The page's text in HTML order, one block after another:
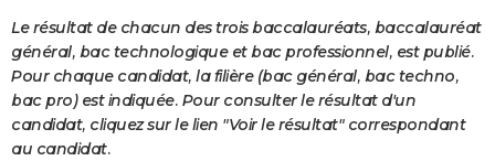
S'inscrire
Se connecter
Lycées
Collèges
Primaires
Universités
Entreprises
Service militaire
Avis de recherche
AVIS DE DÉCÈS
FORUM
Bricolage
Lifestyle
Culture
Sport
Auto
Television
Voyage
Cinema
Le résultat de chacun des trois baccalauréats, baccalauréat
général, bac technologique et bac professionnel, est publié.
Pour chaque candidat, la filière (bac général, bac techno,
bac pro) est indiquée. Pour consulter le résultat d'un
candidat, cliquez sur le lien "Voir le résultat" correspondant
au candidat.